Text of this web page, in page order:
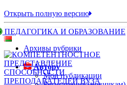
Открыть полную версию
ПЕДАГОГИКА И ОБРАЗОВАНИЕ
Архивы рубрики
Автору
Мои публикации